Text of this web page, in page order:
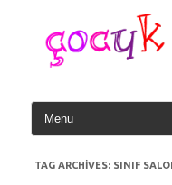
content
TAG ARCHIVES: SINIF